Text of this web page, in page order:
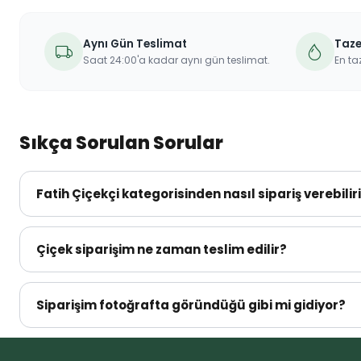
Aynı Gün Teslimat
Saat 24:00'a kadar aynı gün teslimat. En
Sıkça Sorulan Sorular
Fatih Çiçekçi kategorisinden nasıl sipariş
Fatih Çiçekçi kategorisinde yer alan çiçeklerimizden
Ekle" ile sepetinize ekleyin, teslimat tarihi/saatinizi ve
Çiçek siparişim ne zaman teslim edilir?
Siparişiniz, istisnai durumlar haricinde seçtiğiniz
günler gibi olağanüstü durumlarda kısmi gecikmeler
Siparişim fotoğrafta göründüğü gibi mi gidiyor?
Evet. Ürün kalitesi ve müşteri memnuniyeti konusunda